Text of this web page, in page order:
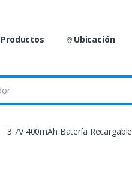
Productos Ubicación
3.7V 400mAh Batería Recargable